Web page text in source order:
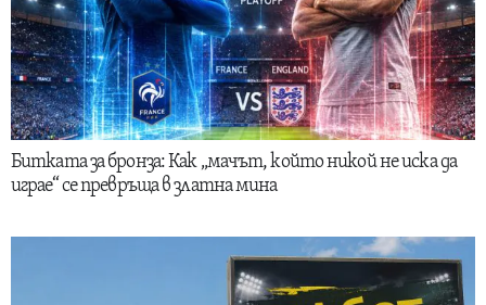
Битката за бронза: Как „мачът, който никой не иска да
играе“ се превръща в златна мина